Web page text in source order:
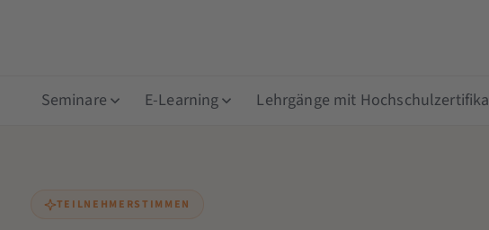
Seminare E-Learning Lehrgänge mit
TEILNEHMERSTIMMEN